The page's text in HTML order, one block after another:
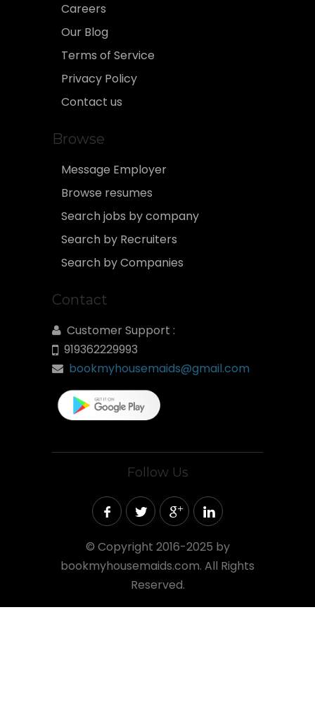
Careers
Our Blog
Terms of Service
Privacy Policy
Contact us
Browse
Message Employer
Browse resumes
Search jobs by company
Search by Recruiters
Search by Companies
Contact
Customer Support :
919362229993
bookmyhousemaids@gmail.com
Follow Us
© Copyright 2016-2025 by
bookmyhousemaids.com. All Rights
Reserved.